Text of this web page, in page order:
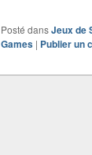
Posté dansJeux de
Games | Publier un